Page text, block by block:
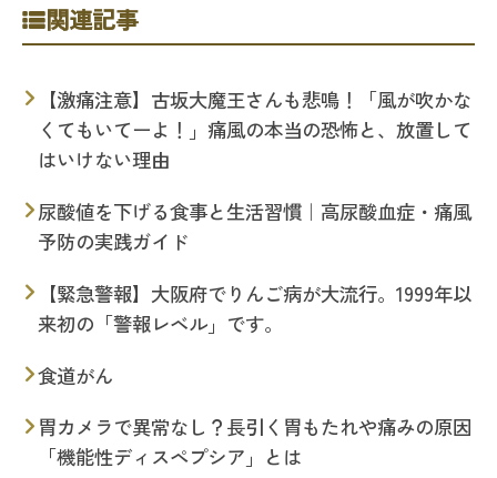
関連記事
【激痛注意】古坂大魔王さんも悲鳴！「風が吹かな
くてもいてーよ！」痛風の本当の恐怖と、放置して
はいけない理由
尿酸値を下げる食事と生活習慣｜高尿酸血症・痛風
予防の実践ガイド
【緊急警報】大阪府でりんご病が大流行。1999年以
来初の「警報レベル」です。
食道がん
胃カメラで異常なし？長引く胃もたれや痛みの原因
「機能性ディスペプシア」とは